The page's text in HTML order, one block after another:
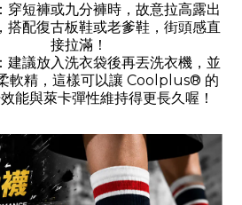
：穿短褲或九分褲時，故意拉高露出
搭配復古板鞋或老爹鞋，街頭感直
接拉滿！
：建議放入洗衣袋後再丟洗衣機，並
軟精，這樣可以讓 Coolplus® 的
能與萊卡彈性維持得更長久喔！